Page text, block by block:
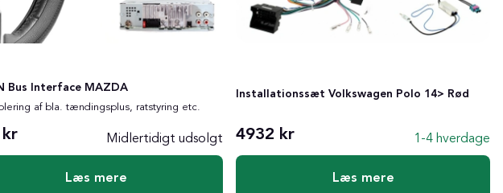
Bus Interface MAZDA
af bla. tændingsplus, ratstyring etc.
kr Midlertidigt udsolgt
Læs mere
Installationssæt Volkswagen Polo 14> Rød
4932 kr 1-4 hverdage
Læs mere